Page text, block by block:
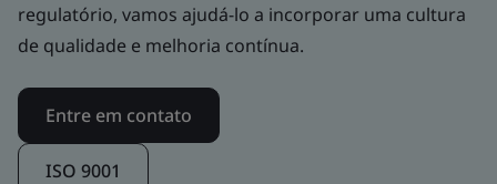
regulatório, vamos ajudá-lo a incorporar uma cultura
de qualidade e melhoria contínua.
Entre em contato
ISO 9001